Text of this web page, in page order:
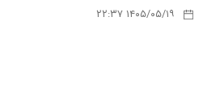
۱۴۰۵/۰۵/۱۹ ۲۲:۳۷